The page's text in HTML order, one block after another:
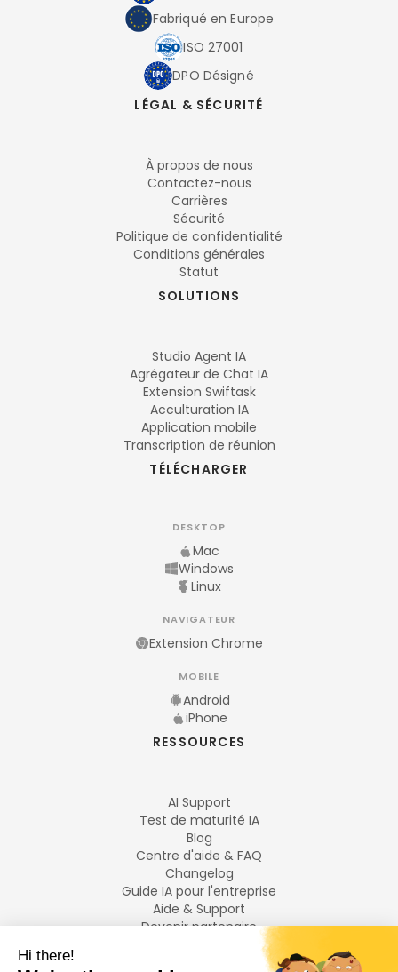
Fabriqué en Europe
ISO 27001
DPO Désigné
LÉGAL & SÉCURITÉ
À propos de nous
Contactez-nous
Carrières
Sécurité
Politique de confidentialité
Conditions générales
Statut
SOLUTIONS
Studio Agent IA
Agrégateur de Chat IA
Extension Swiftask
Acculturation IA
Application mobile
Transcription de réunion
TÉLÉCHARGER
DESKTOP
Mac
Windows
Linux
NAVIGATEUR
Extension Chrome
MOBILE
Android
iPhone
RESSOURCES
AI Support
Test de maturité IA
Blog
Centre d'aide & FAQ
Changelog
Guide IA pour l'entreprise
Aide & Support
Devenir partenaire
LANGUES